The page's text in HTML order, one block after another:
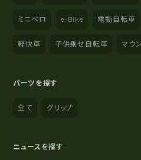
ミニベロ e-Bike 電動自転車
軽快車 子供乗せ自転車 マウ
パーツを探す
全て グリップ
ニュースを探す